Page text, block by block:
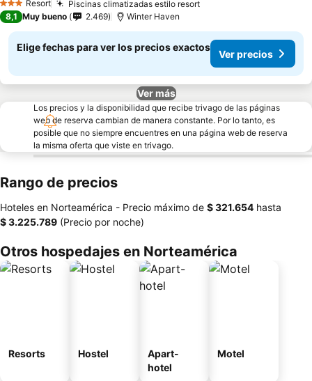
3 EstrellasResort Piscinas climatizadas estilo resort
8,1 Muy bueno 2.469 Winter Haven
Elige fechas para ver los precios exactos
Ver precios
Ver más
Los precios y la disponibilidad que recibe trivago de las páginas
web de reserva cambian de manera constante. Por lo tanto, es
posible que no siempre encuentres en una página web de reserva
la misma oferta que viste en trivago.
Rango de precios
Hoteles en Norteamérica - Precio máximo de ‎$ 321.654 hasta
‎$ 3.225.789 (Precio por noche)
Otros hospedajes en Norteamérica
Resorts Hostel
Apart-
hotel
Motel